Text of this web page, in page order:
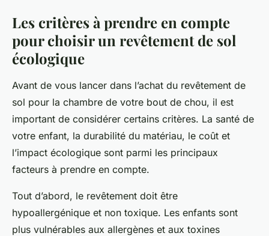
Les critères à prendre en compte
pour choisir un revêtement de sol
écologique
Avant de vous lancer dans l’achat du revêtement de
sol pour la chambre de votre bout de chou, il est
important de considérer certains critères. La santé de
votre enfant, la durabilité du matériau, le coût et
l’impact écologique sont parmi les principaux
facteurs à prendre en compte.
Tout d’abord, le revêtement doit être
hypoallergénique et non toxique. Les enfants sont
plus vulnérables aux allergènes et aux toxines